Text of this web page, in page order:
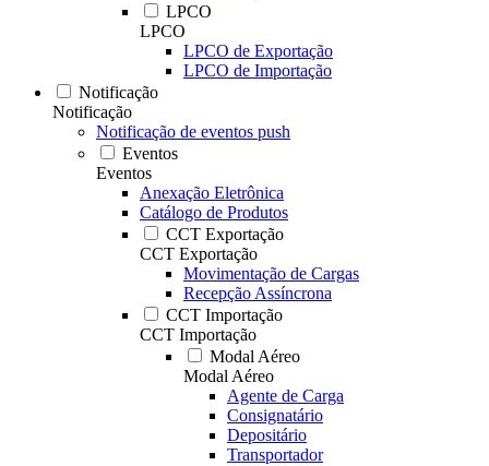
LPCO
LPCO
LPCO de Exportação
LPCO de Importação
Notificação
Notificação
Notificação de eventos push
Eventos
Eventos
Anexação Eletrônica
Catálogo de Produtos
CCT Exportação
CCT Exportação
Movimentação de Cargas
Recepção Assíncrona
CCT Importação
CCT Importação
Modal Aéreo
Modal Aéreo
Agente de Carga
Consignatário
Depositário
Transportador